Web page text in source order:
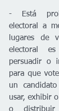
- Está
electoral a
lugares de
electoral
persuadir o
para que
un
usar, exhibir o
o distribuir